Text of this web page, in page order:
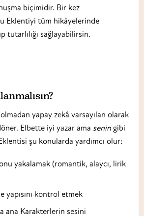
biçimidir. Bir kez
Eklentiyi tüm hikâyelerinde
tutarlılığı sağlayabilirsin.
yapay zekâ varsayılan olarak
Elbette iyi yazar ama senin gibi
şu konularda yardımcı olur:
yakalamak (romantik, alaycı, lirik
yapısını kontrol etmek
ana Karakterlerin sesini